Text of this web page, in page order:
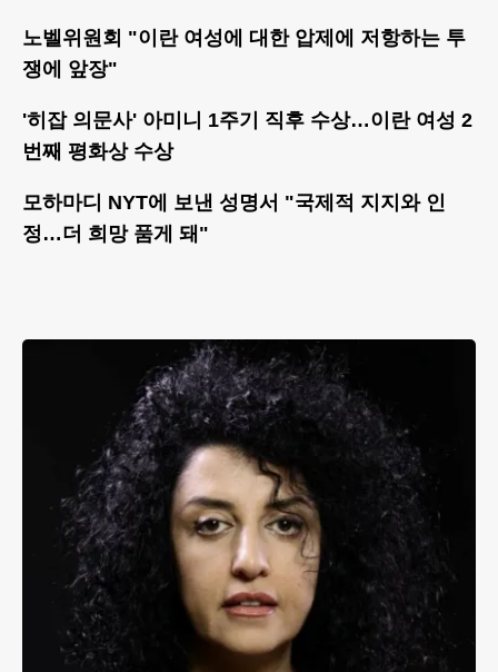
노벨위원회 "이란 여성에 대한 압제에 저항하는 투
쟁에 앞장"
'히잡 의문사' 아미니 1주기 직후 수상…이란 여성 2
번째 평화상 수상
모하마디 NYT에 보낸 성명서 "국제적 지지와 인
정…더 희망 품게 돼"